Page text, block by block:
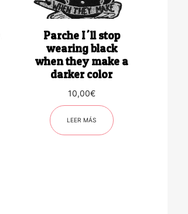
Parche I´ll stop
wearing black
when they make a
darker color
10,00€
LEER MÁS